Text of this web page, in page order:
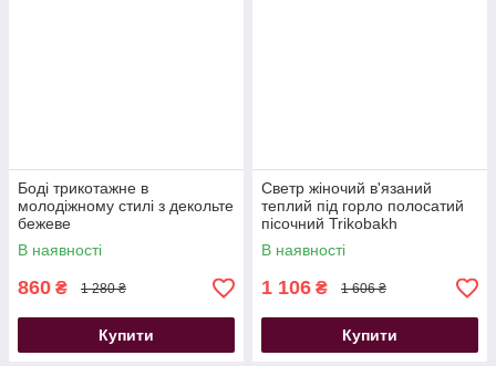
Боді трикотажне в
молодіжному стилі з декольте
бежеве
В наявності
860 ₴ 1 280 ₴
Купити
Светр жіночий в'язаний
теплий під горло полосатий
пісочний Trikobakh
В наявності
1 106 ₴ 1 606 ₴
Купити